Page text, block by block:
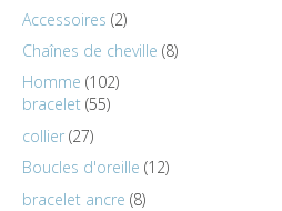
Accessoires 2
Chaînes de cheville 8
Homme 102
bracelet 55
collier 27
Boucles d'oreille 12
bracelet ancre 8